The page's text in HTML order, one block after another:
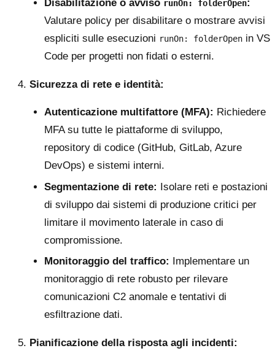
Disabilitazione o avviso runOn: folderOpen:
Valutare policy per disabilitare o mostrare avvisi
espliciti sulle esecuzioni runOn: folderOpen in VS
Code per progetti non fidati o esterni.
Sicurezza di rete e identità:
Autenticazione multifattore (MFA): Richiedere
MFA su tutte le piattaforme di sviluppo,
repository di codice (GitHub, GitLab, Azure
DevOps) e sistemi interni.
Segmentazione di rete: Isolare reti e postazioni
di sviluppo dai sistemi di produzione critici per
limitare il movimento laterale in caso di
compromissione.
Monitoraggio del traffico:
Implementare un
monitoraggio di rete robusto per rilevare
comunicazioni C2 anomale e tentativi di
esfiltrazione dati.
Pianificazione della risposta agli incidenti: